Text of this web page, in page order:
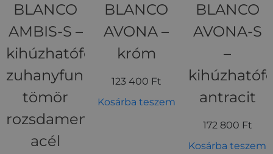
BLANCO
AMBIS-S –
kihúzhatófejes,
zuhanyfunkciós,
tömör
rozsdamentes
acél
BLANCO
AVONA –
króm
123 400 Ft
Kosárba teszem
BLANCO
AVONA-S
–
antracit
172 800 Ft
Kosárba teszem